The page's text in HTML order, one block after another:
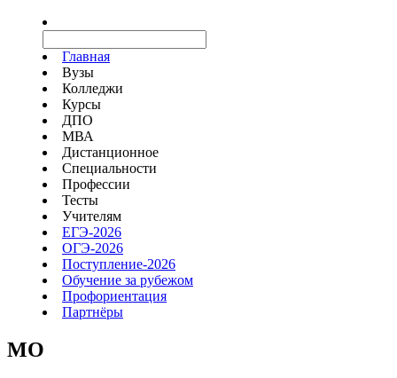
Главная
Вузы
Колледжи
Курсы
ДПО
МВА
Дистанционное
Специальности
Профессии
Тесты
Учителям
ЕГЭ-2026
ОГЭ-2026
Поступление-2026
Обучение за рубежом
Профориентация
Партнёры
MO